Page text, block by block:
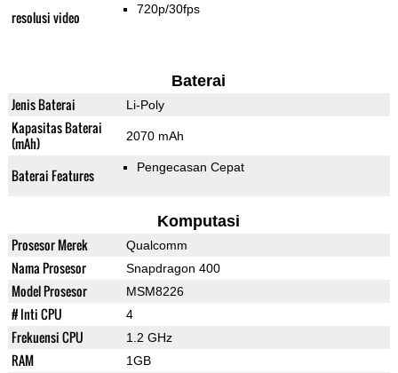
resolusi video 720p/30fps
Baterai
Jenis Baterai Li-Poly
Kapasitas Baterai
(mAh)
2070 mAh
Baterai Features Pengecasan Cepat
Komputasi
Prosesor Merek Qualcomm
Nama Prosesor Snapdragon 400
Model Prosesor MSM8226
# Inti CPU 4
Frekuensi CPU 1.2 GHz
RAM 1GB